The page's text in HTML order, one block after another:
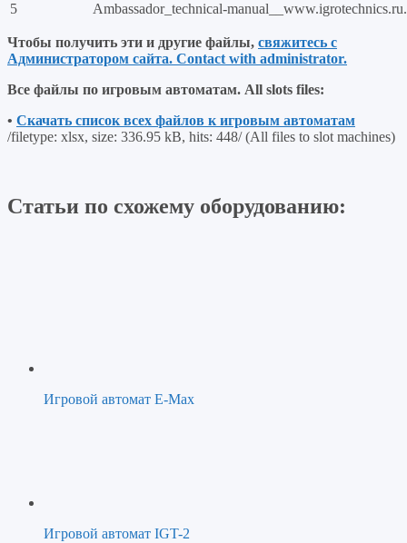
5
Ambassador_technical-
Чтобы получить эти и другие файлы, свяжитесь с
Администратором сайта. Contact with administrator.
Все файлы по игровым автоматам. All slots files:
• Скачать список всех файлов к игровым автоматам
/filetype: xlsx, size: 336.95 kB, hits: 448/ (All files to slot machines)
Статьи по схожему оборудованию:
Игровой автомат E-Max
Игровой автомат IGT-2